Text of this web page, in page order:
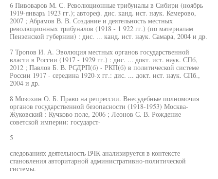
6 Пивоваров М. С. Революционные трибуналы в Сибири (ноябрь
1919-январь 1923 гг.); автореф. дис. канд. ист. наук. Кемерово,
2007 ; Абрамов В. В. Создание и деятельность местных
революционных трибуналов (1918 - 1 922 гг.) (по материалам
Пензенской губернии) : дис. ... канд. ист. наук. Самара, 2004 и др.
7 Тропов И. А. Эволюция местных органов государственной
власти в России (1917 - 1929 гг.) : дис. ... докт. ист. наук. СПб,
2012 ; Павлов Б. В. РСДРП(б) - РКП(б) в политической системе
России 1917 - середина 1920-х гг.: дис. ... докт. ист. наук. СПб.,
2004 и др.
8 Мозохин О. Б. Право на репрессии. Внесудебные полномочия
органов государственной безопасности (1918-1953) Москва-
Жуковский : Кучково поле, 2006 ; Леонов С. В. Рождение
советской империи: государст-
5
следованиях деятельность ВЧК анализируется в контексте
становления авторитарной административно-политической
системы.